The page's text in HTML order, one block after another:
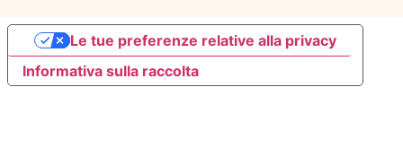
Informativa sulla raccolta
Le tue preferenze relative alla privacy